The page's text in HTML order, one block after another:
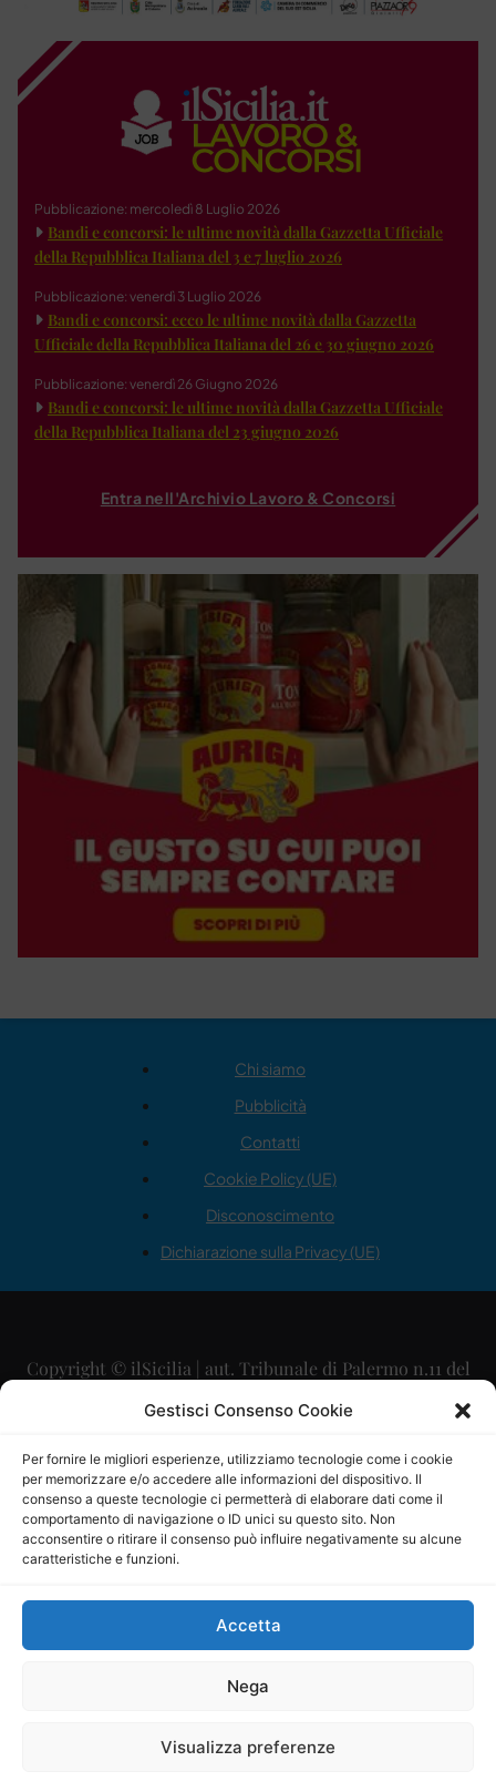
Gestisci Consenso Cookie
Per fornire le migliori esperienze, utilizziamo tecnologie come i cookie
per memorizzare e/o accedere alle informazioni del dispositivo. Il
consenso a queste tecnologie ci permetterà di elaborare dati come il
comportamento di navigazione o ID unici su questo sito. Non
acconsentire o ritirare il consenso può influire negativamente su alcune
caratteristiche e funzioni.
Accetta
Nega
Visualizza preferenze
Pubblicazione: mercoledì 8 Luglio 2026
Bandi e concorsi: le ultime novità dalla Gazzetta Ufficiale
della Repubblica Italiana del 3 e 7 luglio 2026
Pubblicazione: venerdì 3 Luglio 2026
Bandi e concorsi: ecco le ultime novità dalla Gazzetta
Ufficiale della Repubblica Italiana del 26 e 30 giugno 2026
Pubblicazione: venerdì 26 Giugno 2026
Bandi e concorsi: le ultime novità dalla Gazzetta Ufficiale
della Repubblica Italiana del 23 giugno 2026
Entra nell'Archivio Lavoro & Concorsi
Chi siamo
Pubblicità
Contatti
Cookie Policy (UE)
Disconoscimento
Dichiarazione sulla Privacy (UE)
Copyright © ilSicilia | aut. Tribunale di Palermo n.11 del
29/09/2015
Direttore Editoriale: Maurizio Scaglione
Direttore Responsabile: Maria Calabrese
P.IVA: 06334930820
Mercurio Comunicazione Società Cooperativa a r.l. è
iscritta al Registro degli Operatori di Comunicazione al
Sito gestito daLa Digitale srl–info@ladigitale.it